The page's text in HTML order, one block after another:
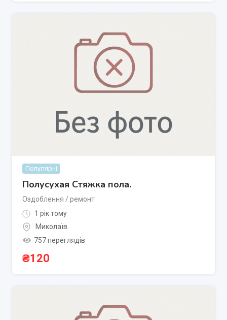
Популярні
Полусухая Стяжка пола.
Оздоблення / ремонт
1 рік тому
Миколаїв
757 переглядів
₴120